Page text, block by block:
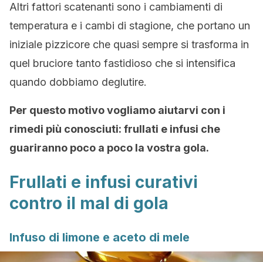
Altri fattori scatenanti sono i cambiamenti di
temperatura e i cambi di stagione, che portano un
iniziale pizzicore che quasi sempre si trasforma in
quel bruciore tanto fastidioso che si intensifica
quando dobbiamo deglutire.
Per questo motivo vogliamo aiutarvi con i
rimedi più conosciuti: frullati e infusi che
guariranno poco a poco la vostra gola.
Frullati e infusi curativi
contro il mal di gola
Infuso di limone e aceto di mele